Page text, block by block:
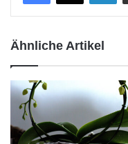
Ähnliche Artikel